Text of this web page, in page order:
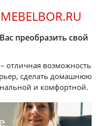
MEBELBOR.RU
преобразить свой
отличная возможность
сделать домашнюю
и комфортной.